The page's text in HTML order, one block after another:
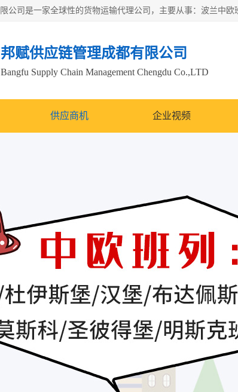
邦赋供应链管理成都有限公司
Bangfu Supply Chain Management Chengdu Co.,LTD
供应商机 企业视频